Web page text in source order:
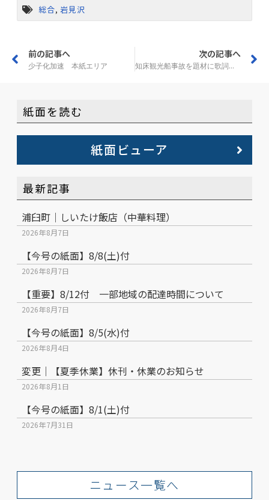
総合,岩見沢
前の記事へ
少子化加速 本紙エリア
次の記事へ
知床観光船事故を題材に歌詞 岩見沢在住の堀さん
紙面を読む
紙面ビューア
最新記事
浦臼町｜しいたけ飯店（中華料理）
2026年8月7日
【今号の紙面】8/8(土)付
2026年8月7日
【重要】8/12付 一部地域の配達時間について
2026年8月7日
【今号の紙面】8/5(水)付
2026年8月4日
変更｜【夏季休業】休刊・休業のお知らせ
2026年8月1日
【今号の紙面】8/1(土)付
2026年7月31日
ニュース一覧へ